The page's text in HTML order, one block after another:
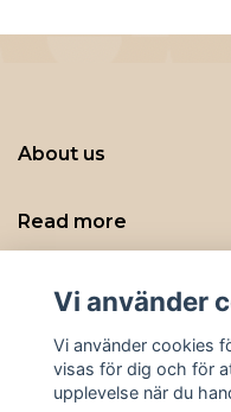
About us
Read more
Sociala medier
Vi använder
Vi använder cookies
visas för dig och för
upplevelse när du